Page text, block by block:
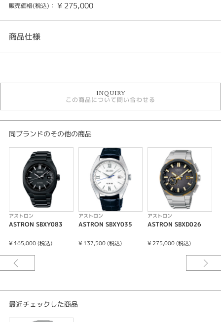
販売価格(税込)： ¥ 275,000
商品仕様
アストロン
メンズウォッチ
10気圧防水
ソーラーGPS
金属ベルト
黒文字盤
メンズ
腕時計
コアショップ専用モデル
キャリバーNo/3X62
非受信時平均月差±15秒
フル充電時約6ヶ月間 パワーセーブ時約2年
INQUIRY
この商品について問い合わせる
同ブランドのその他の商品
アストロン
ASTRON SBXY083
¥ 165,000 (税込)
アストロン
ASTRON SBXY035
¥ 137,500 (税込)
アストロン
ASTRON SBXD026
¥ 275,000 (税込)
最近チェックした商品